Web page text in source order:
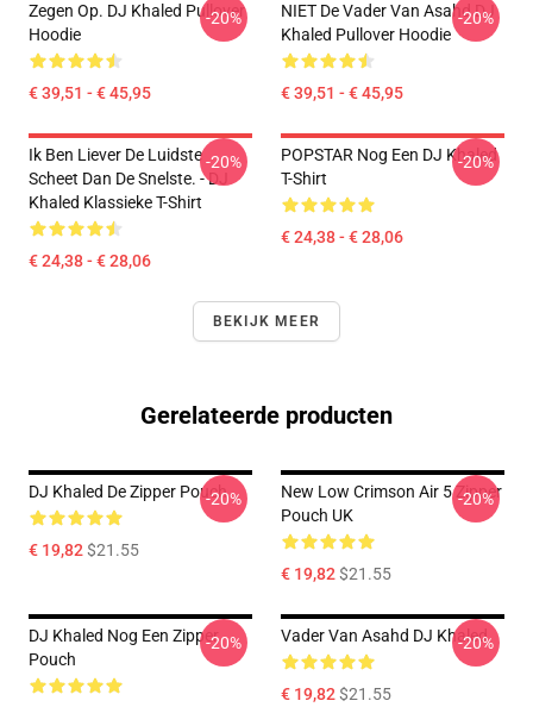
Zegen Op. DJ Khaled Pullover
Hoodie
€ 39,51 - € 45,95
-20%
NIET De Vader Van Asahd DJ
Khaled Pullover Hoodie
€ 39,51 - € 45,95
-20%
Ik Ben Liever De Luidste
Scheet Dan De Snelste. - DJ
Khaled Klassieke T-Shirt
€ 24,38 - € 28,06
-20%
POPSTAR Nog Een DJ Khaled
T-Shirt
€ 24,38 - € 28,06
-20%
BEKIJK MEER
Gerelateerde producten
DJ Khaled De Zipper Pouch
€ 19,82$21.55
-20%
New Low Crimson Air 5 Zipper
Pouch UK
€ 19,82$21.55
-20%
DJ Khaled Nog Een Zipper
Pouch
-20% Vader Van Asahd DJ Khaled
€ 19,82$21.55
-20%